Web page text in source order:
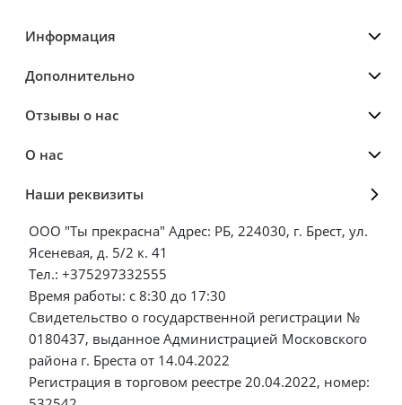
Информация
Дополнительно
Отзывы о нас
О нас
Наши реквизиты
ООО "Ты прекрасна" Адрес: РБ, 224030, г. Брест, ул.
Ясеневая, д. 5/2 к. 41
Тел.: +375297332555
Время работы: с 8:30 до 17:30
Свидетельство о государственной регистрации №
0180437, выданное Администрацией Московского
района г. Бреста от 14.04.2022
Регистрация в торговом реестре 20.04.2022, номер: